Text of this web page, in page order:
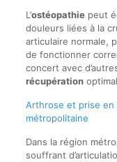
L’ostéopathiepeut
douleurs liées à la
articulaire normale,
de fonctionner
concert avec
récupération
Arthrose et prise en
métropolitaine
Dans la région
souffrant